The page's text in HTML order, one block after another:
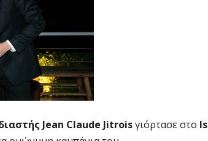
Jean Claude Jitroisγιόρτασε στο